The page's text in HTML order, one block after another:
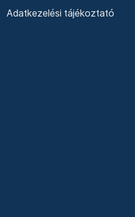
Adatkezelési tájékoztató